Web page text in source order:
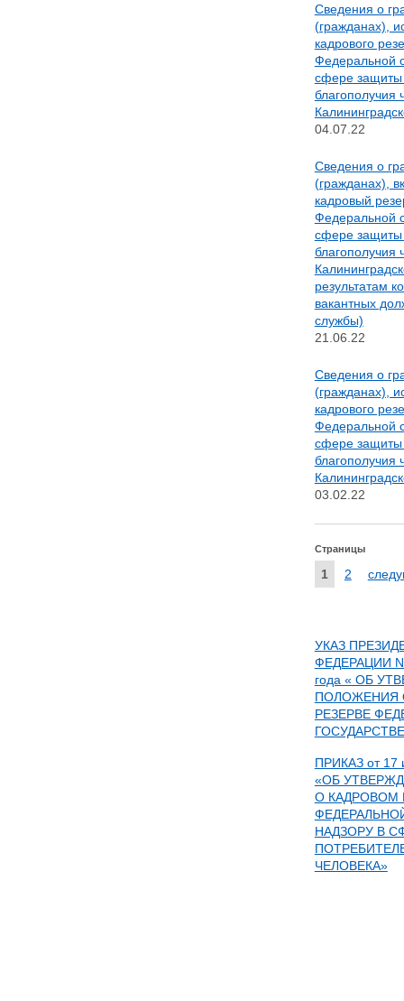
Сведения о
(гражданах),
кадрового
Федеральной
сфере защиты
благополучия
04.07.22
Сведения о
(гражданах),
кадровый
Федеральной
сфере защиты
благополучия
результатам
вакантных
службы)
21.06.22
Сведения о
(гражданах),
кадрового
Федеральной
сфере защиты
благополучия
03.02.22
Страницы
1 2
УКАЗ
ФЕДЕРАЦИИ N
года « ОБ
ПОЛОЖЕНИЯ
РЕЗЕРВЕ
ПРИКАЗ от 17
«ОБ
О КАДРОВОМ
НАДЗОРУ В
ЧЕЛОВЕКА»